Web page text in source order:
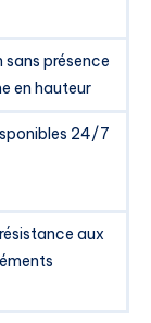
présence
en hauteur
24/7
aux